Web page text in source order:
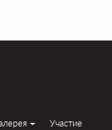
Участие